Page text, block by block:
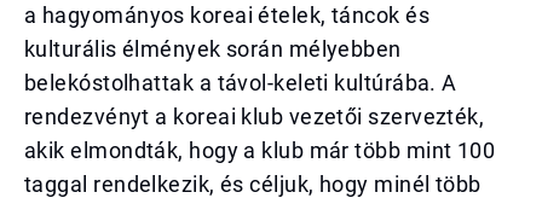
a hagyományos koreai ételek, táncok és
kulturális élmények során mélyebben
belekóstolhattak a távol-keleti kultúrába. A
rendezvényt a koreai klub vezetői szervezték,
akik elmondták, hogy a klub már több mint 100
taggal rendelkezik, és céljuk, hogy minél több